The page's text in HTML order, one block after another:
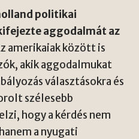
politikai
aggodalmát az
amerikaiak között is
akik aggodalmukat
választásokra és
szélesebb
hogy a kérdés nem
a nyugati